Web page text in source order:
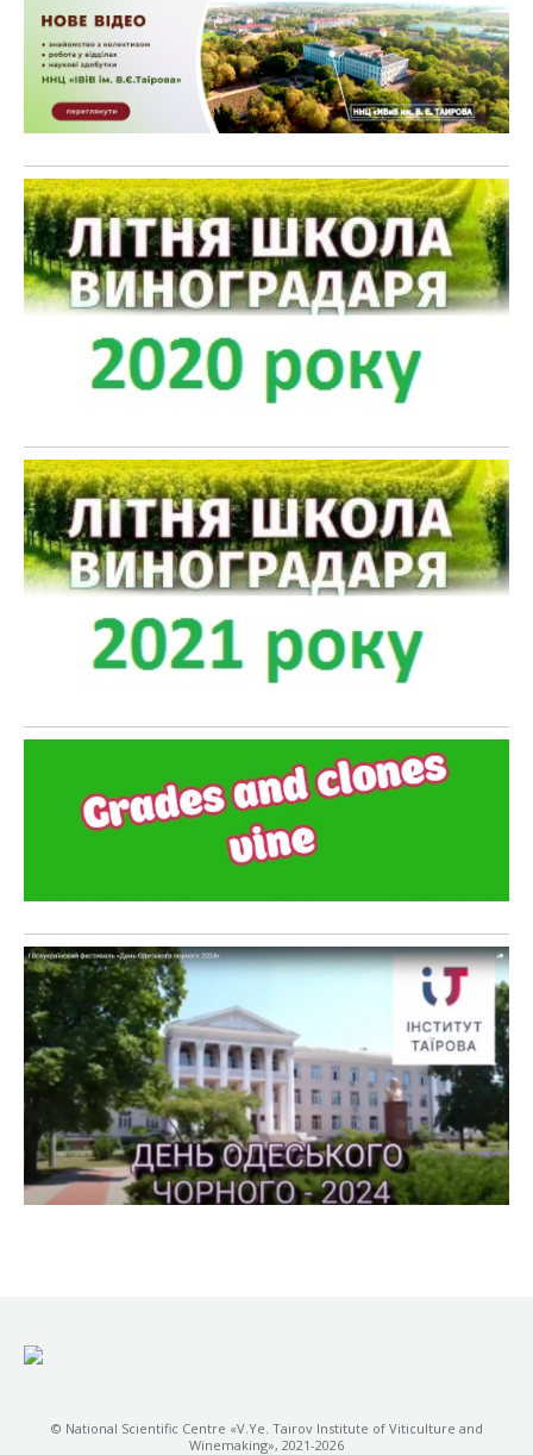
© National Scientific Centre «V.Ye. Tairov Institute of Viticulture and
Winemaking», 2021-2026